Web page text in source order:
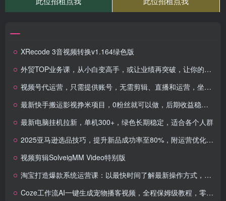
XRecode 3音视频转换v1.164绿色版
外贸TOP业务课，从小白变高手，或让业绩再突破，让你的外贸业绩，成交率不翻倍都难
视频号代运营，只需提供账号，无需剪辑、直播和运营，坐收佣金单日保底1000+
最新快手搬运影视挣米项目，0粉丝就可以做，后期收益稳定在每天100-1k
最新电脑挂机拉新，单机300+，绿色长期稳定，适合各个人群
2025亚马逊选品技巧，提升新品成功率至80%，附运营优化方法
视频剪辑SolveigMM Video特别版
淘宝打造爆款系统运营课：以最快时间了解最新操作方式，有效解决店铺运营中99%的问题
Coze工作流AI一键生成宠物播客视频，全程保姆级教程，零基础小白保姆级教学